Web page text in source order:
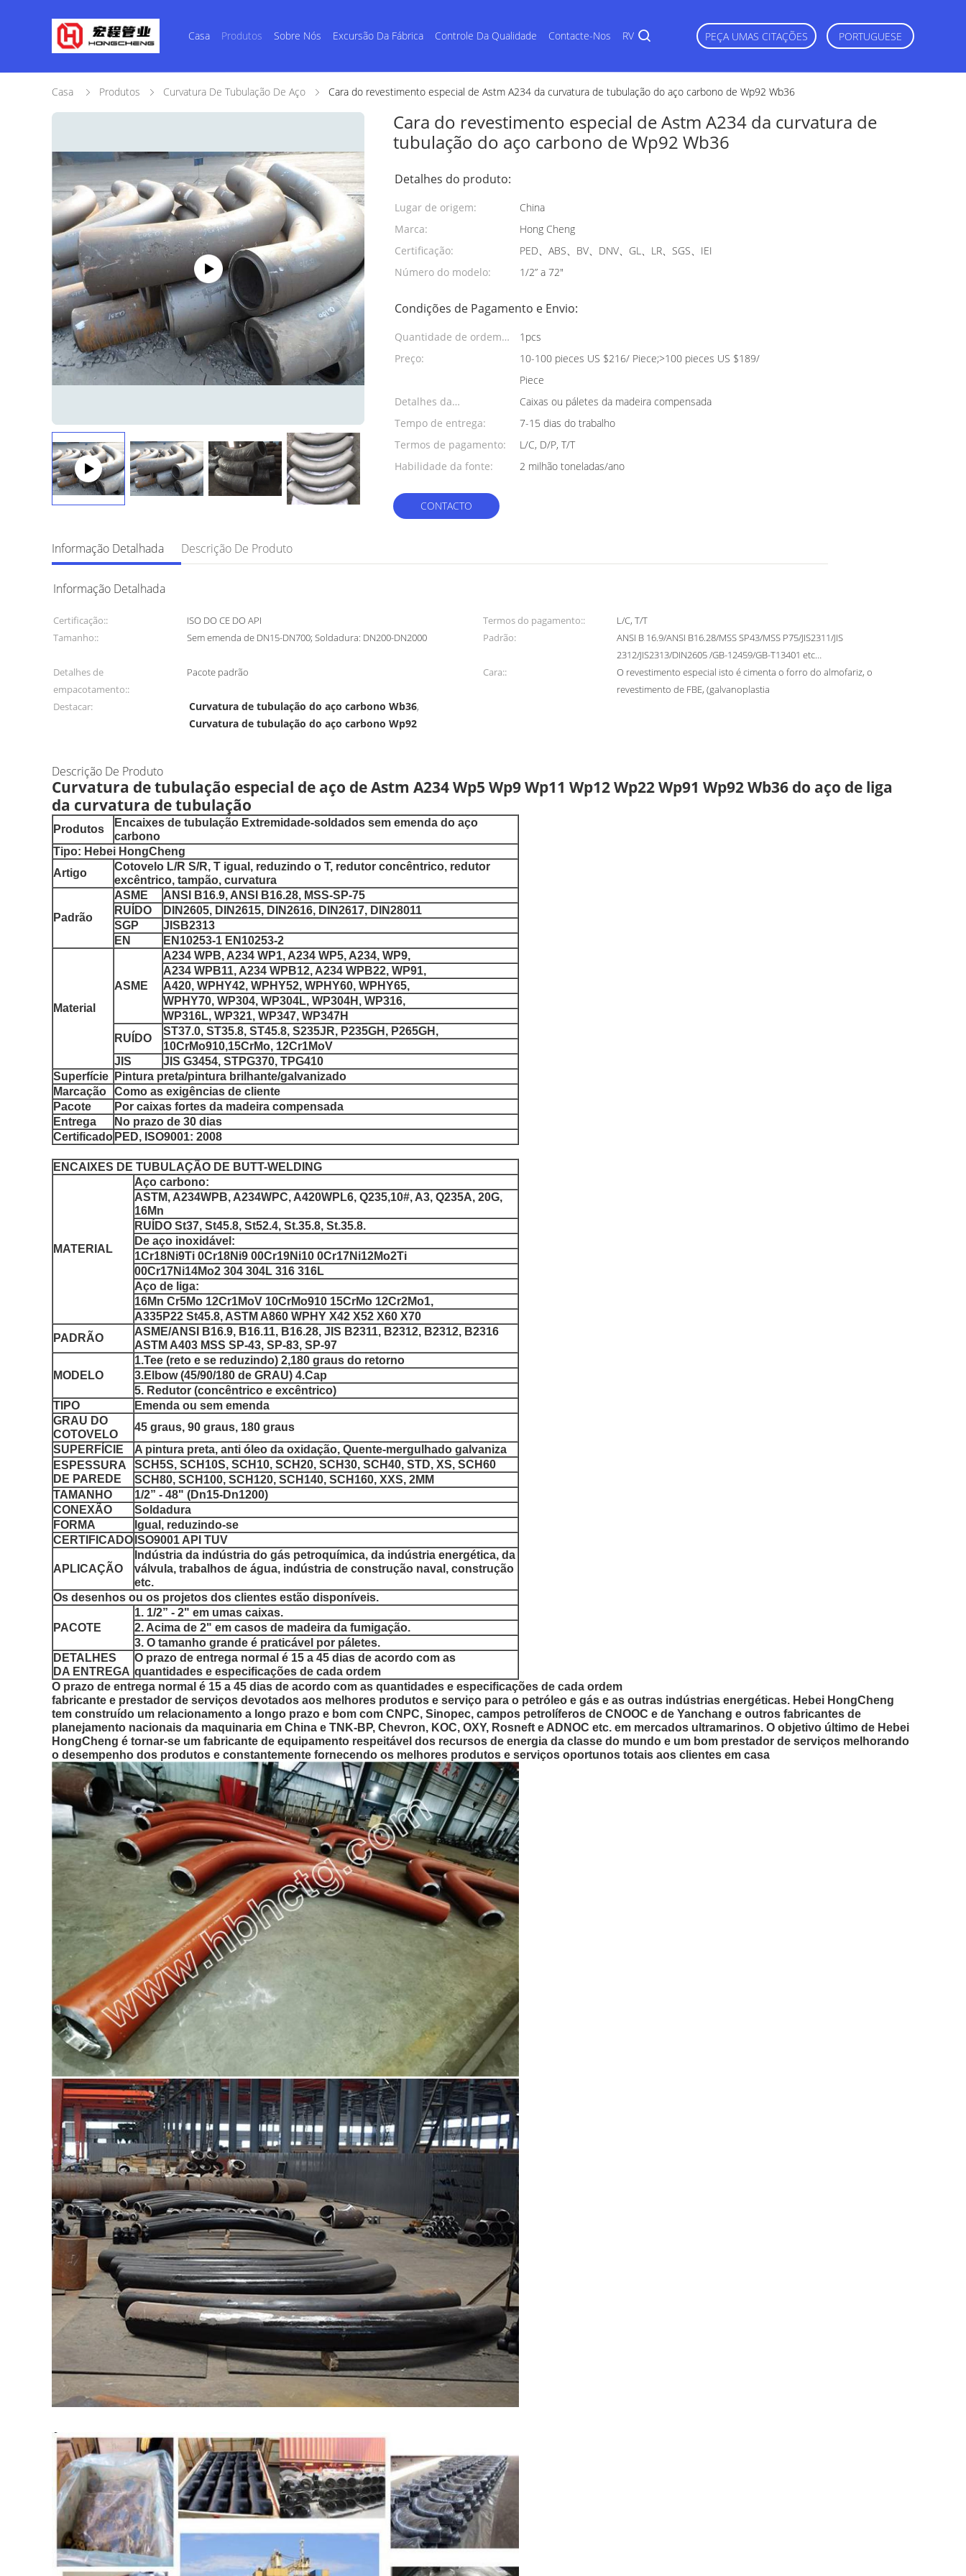
Casa Produtos Sobre Nós Excursão Da Fábrica Controle Da Qualidade Contacte-Nos RV PEÇA UMAS CITAÇÕES PORTUGUESE
Casa Produtos Curvatura De Tubulação De Aço Cara do revestimento especial de Astm A234 da curvatura de tubulação do aço carbono de Wp92 Wb36
Cara do revestimento especial de Astm A234 da curvatura de
tubulação do aço carbono de Wp92 Wb36
Detalhes do produto:
Lugar de origem:
China
Marca:
Hong Cheng
Certificação:
PED、ABS、BV、DNV、GL、LR、SGS、IEI
Número do modelo:
1/2” a 72"
Condições de Pagamento e Envio:
Quantidade de ordem
mínima:
1pcs
Preço:
10-100 pieces US $216/ Piece;>100 pieces US $189/
Piece
Detalhes da
embalagem:
Caixas ou páletes da madeira compensada
Tempo de entrega:
7-15 dias do trabalho
Termos de pagamento:
L/C, D/P, T/T
Habilidade da fonte:
2 milhão toneladas/ano
CONTACTO
Informação Detalhada Descrição De Produto
Informação Detalhada
Certificação:: ISO DO CE DO API Termos do pagamento::
L/C, T/T
Tamanho::
Sem emenda de DN15-DN700; Soldadura: DN200-DN2000 Padrão:
ANSI B 16.9/ANSI B16.28/MSS SP43/MSS P75/JIS2311/JIS
2312/JIS2313/DIN2605 /GB-12459/GB-T13401 etc…
Detalhes de
empacotamento::
Pacote padrão Cara::
O revestimento especial isto é cimenta o forro do almofariz, o
revestimento de FBE, (galvanoplastia
Destacar:
Curvatura de tubulação do aço carbono Wb36,
Curvatura de tubulação do aço carbono Wp92
Descrição De Produto
Curvatura de tubulação especial de aço de Astm A234 Wp5 Wp9 Wp11 Wp12 Wp22 Wp91 Wp92 Wb36 do aço de liga
da curvatura de tubulação
Produtos
Encaixes de tubulação Extremidade-soldados sem emenda do aço
carbono
Tipo: Hebei HongCheng
Artigo
Cotovelo L/R S/R, T igual, reduzindo o T, redutor concêntrico, redutor
excêntrico, tampão, curvatura
Padrão
ASME
ANSI B16.9, ANSI B16.28, MSS-SP-75
RUÍDO
DIN2605, DIN2615, DIN2616, DIN2617, DIN28011
SGP
JISB2313
EN
EN10253-1 EN10253-2
Material
ASME
A234 WPB, A234 WP1, A234 WP5, A234, WP9,
A234 WPB11, A234 WPB12, A234 WPB22, WP91,
A420, WPHY42, WPHY52, WPHY60, WPHY65,
WPHY70, WP304, WP304L, WP304H, WP316,
WP316L, WP321, WP347, WP347H
RUÍDO
ST37.0, ST35.8, ST45.8, S235JR, P235GH, P265GH,
10CrMo910,15CrMo, 12Cr1MoV
JIS
JIS G3454, STPG370, TPG410
Superfície Pintura preta/pintura brilhante/galvanizado
Marcação
Como as exigências de cliente
Pacote
Por caixas fortes da madeira compensada
Entrega
No prazo de 30 dias
CertificadoPED, ISO9001: 2008
ENCAIXES DE TUBULAÇÃO DE BUTT-WELDING
MATERIAL
Aço carbono:
ASTM, A234WPB, A234WPC, A420WPL6, Q235,10#, A3, Q235A, 20G,
16Mn
RUÍDO St37, St45.8, St52.4, St.35.8, St.35.8.
De aço inoxidável:
1Cr18Ni9Ti 0Cr18Ni9 00Cr19Ni10 0Cr17Ni12Mo2Ti
00Cr17Ni14Mo2 304 304L 316 316L
Aço de liga:
16Mn Cr5Mo 12Cr1MoV 10CrMo910 15CrMo 12Cr2Mo1,
A335P22 St45.8, ASTM A860 WPHY X42 X52 X60 X70
PADRÃO
ASME/ANSI B16.9, B16.11, B16.28, JIS B2311, B2312, B2312, B2316
ASTM A403 MSS SP-43, SP-83, SP-97
MODELO
1.Tee (reto e se reduzindo) 2,180 graus do retorno
3.Elbow (45/90/180 de GRAU) 4.Cap
5. Redutor (concêntrico e excêntrico)
TIPO
Emenda ou sem emenda
GRAU DO
COTOVELO
45 graus, 90 graus, 180 graus
SUPERFÍCIE
A pintura preta, anti óleo da oxidação, Quente-mergulhado galvaniza
ESPESSURA
DE PAREDE
SCH5S, SCH10S, SCH10, SCH20, SCH30, SCH40, STD, XS, SCH60
SCH80, SCH100, SCH120, SCH140, SCH160, XXS, 2MM
TAMANHO
1/2” - 48" (Dn15-Dn1200)
CONEXÃO
Soldadura
FORMA
Igual, reduzindo-se
CERTIFICADOISO9001 API TUV
APLICAÇÃO
Indústria da indústria do gás petroquímica, da indústria energética, da
válvula, trabalhos de água, indústria de construção naval, construção
etc.
Os desenhos ou os projetos dos clientes estão disponíveis.
PACOTE
1. 1/2” - 2" em umas caixas.
2. Acima de 2" em casos de madeira da fumigação.
3. O tamanho grande é praticável por páletes.
DETALHES
DA ENTREGA
O prazo de entrega normal é 15 a 45 dias de acordo com as
quantidades e especificações de cada ordem
O prazo de entrega normal é 15 a 45 dias de acordo com as quantidades e especificações de cada ordem
fabricante e prestador de serviços devotados aos melhores produtos e serviço para o petróleo e gás e as outras indústrias energéticas. Hebei HongCheng
tem construído um relacionamento a longo prazo e bom com CNPC, Sinopec, campos petrolíferos de CNOOC e de Yanchang e outros fabricantes de
planejamento nacionais da maquinaria em China e TNK-BP, Chevron, KOC, OXY, Rosneft e ADNOC etc. em mercados ultramarinos. O objetivo último de Hebei
HongCheng é tornar-se um fabricante de equipamento respeitável dos recursos de energia da classe do mundo e um bom prestador de serviços melhorando
o desempenho dos produtos e constantemente fornecendo os melhores produtos e serviços oportunos totais aos clientes em casa